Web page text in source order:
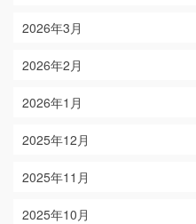
2026年3月
2026年2月
2026年1月
2025年12月
2025年11月
2025年10月